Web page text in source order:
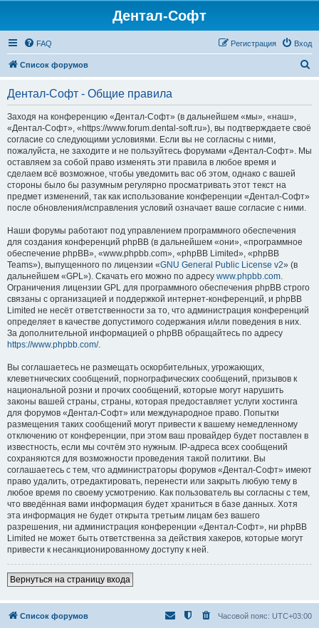
Дентал-Софт
FAQ Вход
Регистрация
Список форумов
Дентал-Софт - Общие правила
Заходя на конференцию «Дентал-Софт» (в дальнейшем «мы», «наш»,
«Дентал-Софт», «https://www.forum.dental-soft.ru»), вы подтверждаете своё
согласие со следующими условиями. Если вы не согласны с ними,
пожалуйста, не заходите и не пользуйтесь форумами «Дентал-Софт». Мы
оставляем за собой право изменять эти правила в любое время и
сделаем всё возможное, чтобы уведомить вас об этом, однако с вашей
стороны было бы разумным регулярно просматривать этот текст на
предмет изменений, так как использование конференции «Дентал-Софт»
после обновления/исправления условий означает ваше согласие с ними.
Наши форумы работают под управлением программного обеспечения
для создания конференций phpBB (в дальнейшем «они», «программное
обеспечение phpBB», «www.phpbb.com», «phpBB Limited», «phpBB
Teams»), выпущенного по лицензии «GNU General Public License v2» (в
дальнейшем «GPL»). Скачать его можно по адресу www.phpbb.com.
Ограничения лицензии GPL для программного обеспечения phpBB строго
связаны с организацией и поддержкой интернет-конференций, и phpBB
Limited не несёт ответственности за то, что администрация конференций
определяет в качестве допустимого содержания и/или поведения в них.
За дополнительной информацией о phpBB обращайтесь по адресу
https://www.phpbb.com/.
Вы соглашаетесь не размещать оскорбительных, угрожающих,
клеветнических сообщений, порнографических сообщений, призывов к
национальной розни и прочих сообщений, которые могут нарушить
законы вашей страны, страны, которая предоставляет услуги хостинга
для форумов «Дентал-Софт» или международное право. Попытки
размещения таких сообщений могут привести к вашему немедленному
отключению от конференции, при этом ваш провайдер будет поставлен в
известность, если мы сочтём это нужным. IP-адреса всех сообщений
сохраняются для возможности проведения такой политики. Вы
соглашаетесь с тем, что администраторы форумов «Дентал-Софт» имеют
право удалить, отредактировать, перенести или закрыть любую тему в
любое время по своему усмотрению. Как пользователь вы согласны с тем,
что введённая вами информация будет храниться в базе данных. Хотя
эта информация не будет открыта третьим лицам без вашего
разрешения, ни администрация конференции «Дентал-Софт», ни phpBB
Limited не может быть ответственна за действия хакеров, которые могут
привести к несанкционированному доступу к ней.
Вернуться на страницу входа
Список форумов Часовой пояс: UTC+03:00